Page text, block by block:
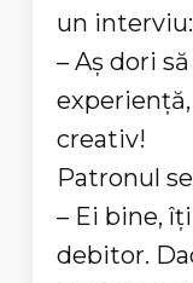
un interviu:
– Aş dori
creativ!
Patronul
– Ei bine,
debitor.